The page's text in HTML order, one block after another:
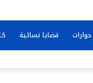
حوارات قضايا نسائية